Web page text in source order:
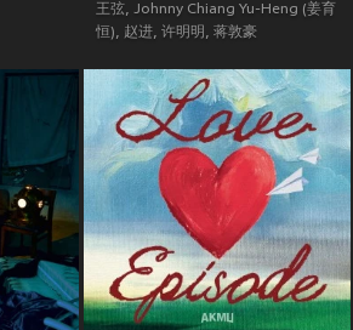
王弦, Johnny Chiang Yu-Heng (姜育
恒), 赵进, 许明明 , 蒋敦豪